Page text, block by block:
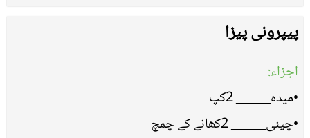
پیپرونی پیزا
اجزاء:
•میدہ_____ 2کپ
•چینی_____ 2کھانے کے چمچ